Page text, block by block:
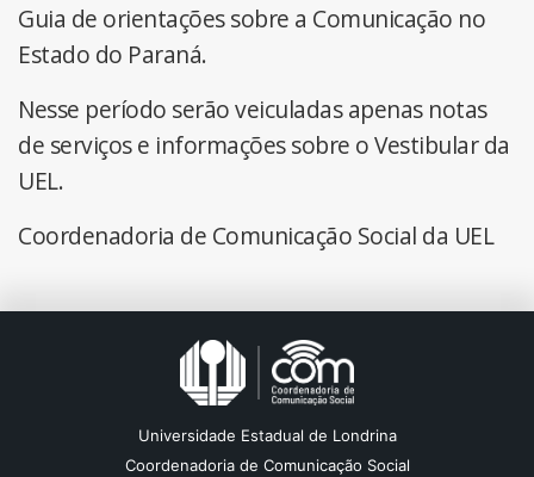
Guia de orientações sobre a Comunicação no
Estado do Paraná.
Nesse período serão veiculadas apenas notas
de serviços e informações sobre o Vestibular da
UEL.
Coordenadoria de Comunicação Social da UEL
Universidade Estadual de Londrina
Coordenadoria de Comunicação Social